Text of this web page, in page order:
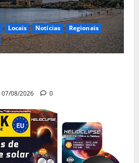
Locais Notícias
Regionais
07/08/2026 0